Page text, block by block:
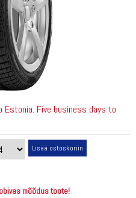
Estonia. Five business days to
mõõdus toote!